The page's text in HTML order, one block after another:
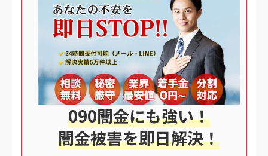
090闇金にも強い！
闇金被害を即日解決！